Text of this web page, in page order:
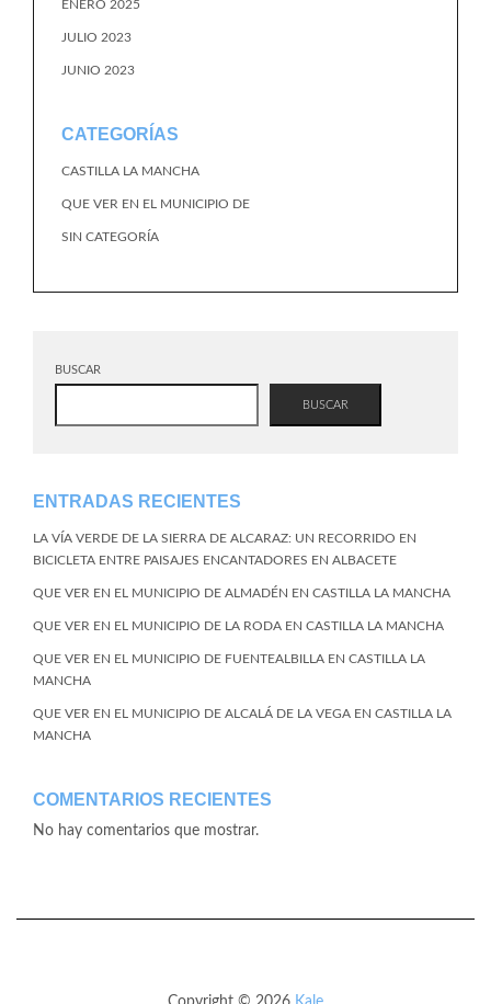
ENERO 2025
JULIO 2023
JUNIO 2023
CATEGORÍAS
CASTILLA LA MANCHA
QUE VER EN EL MUNICIPIO DE
SIN CATEGORÍA
BUSCAR
BUSCAR
ENTRADAS RECIENTES
LA VÍA VERDE DE LA SIERRA DE ALCARAZ: UN RECORRIDO EN
BICICLETA ENTRE PAISAJES ENCANTADORES EN ALBACETE
QUE VER EN EL MUNICIPIO DE ALMADÉN EN CASTILLA LA MANCHA
QUE VER EN EL MUNICIPIO DE LA RODA EN CASTILLA LA MANCHA
QUE VER EN EL MUNICIPIO DE FUENTEALBILLA EN CASTILLA LA
MANCHA
QUE VER EN EL MUNICIPIO DE ALCALÁ DE LA VEGA EN CASTILLA LA
MANCHA
COMENTARIOS RECIENTES
No hay comentarios que mostrar.